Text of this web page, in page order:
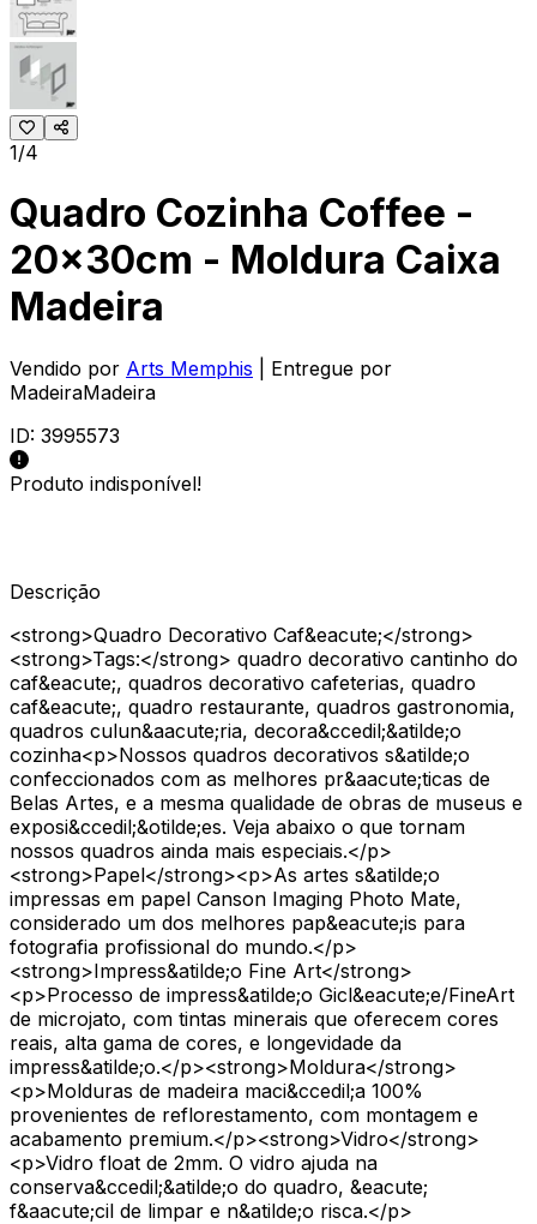
1/4
Quadro Cozinha Coffee -
20x30cm - Moldura Caixa
Madeira
Vendido por Arts Memphis
| Entregue por
MadeiraMadeira
ID: 3995573
Produto indisponível!
Descrição
<strong>Quadro Decorativo Caf&eacute;</strong>
<strong>Tags:</strong> quadro decorativo cantinho do
caf&eacute;, quadros decorativo cafeterias, quadro
caf&eacute;, quadro restaurante, quadros gastronomia,
quadros culun&aacute;ria, decora&ccedil;&atilde;o
cozinha<p>Nossos quadros decorativos s&atilde;o
confeccionados com as melhores pr&aacute;ticas de
Belas Artes, e a mesma qualidade de obras de museus e
exposi&ccedil;&otilde;es. Veja abaixo o que tornam
nossos quadros ainda mais especiais.</p>
<strong>Papel</strong><p>As artes s&atilde;o
impressas em papel Canson Imaging Photo Mate,
considerado um dos melhores pap&eacute;is para
fotografia profissional do mundo.</p>
<strong>Impress&atilde;o Fine Art</strong>
<p>Processo de impress&atilde;o Gicl&eacute;e/FineArt
de microjato, com tintas minerais que oferecem cores
reais, alta gama de cores, e longevidade da
impress&atilde;o.</p><strong>Moldura</strong>
<p>Molduras de madeira maci&ccedil;a 100%
provenientes de reflorestamento, com montagem e
acabamento premium.</p><strong>Vidro</strong>
<p>Vidro float de 2mm. O vidro ajuda na
conserva&ccedil;&atilde;o do quadro, &eacute;
f&aacute;cil de limpar e n&atilde;o risca.</p>